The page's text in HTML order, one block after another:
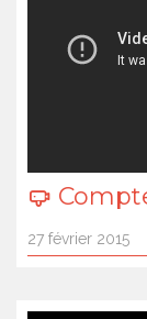
27 février 2015